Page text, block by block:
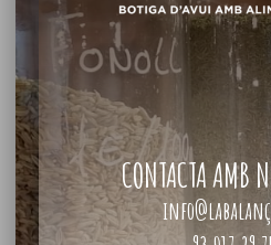
CONTACTA AMB